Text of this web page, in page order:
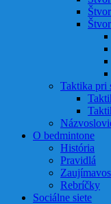
Taktika pri
O bedmintone
História
Pravidlá
Rebríčky
Sociálne siete